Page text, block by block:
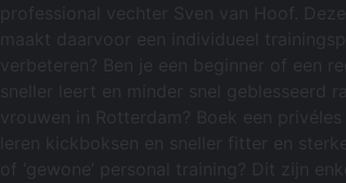
professional vechter Sven van Hoof.
maakt daarvoor een individueel
verbeteren? Ben je een beginner of een
sneller leert en minder snel geblesseerd
vrouwen in Rotterdam? Boek een
leren kickboksen en sneller fitter en
of ‘gewone’ personal training? Dit zijn